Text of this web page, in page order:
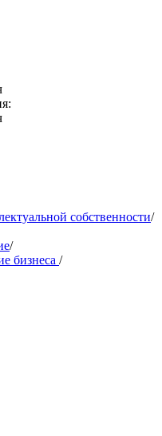
собственности/
/
бизнеса /